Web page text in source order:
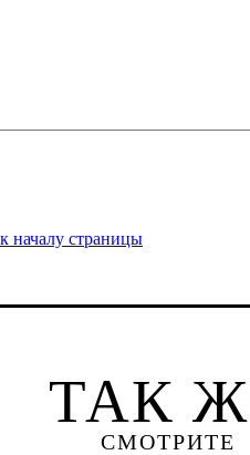
началу страницы
ТАК
СМОТРИТЕ